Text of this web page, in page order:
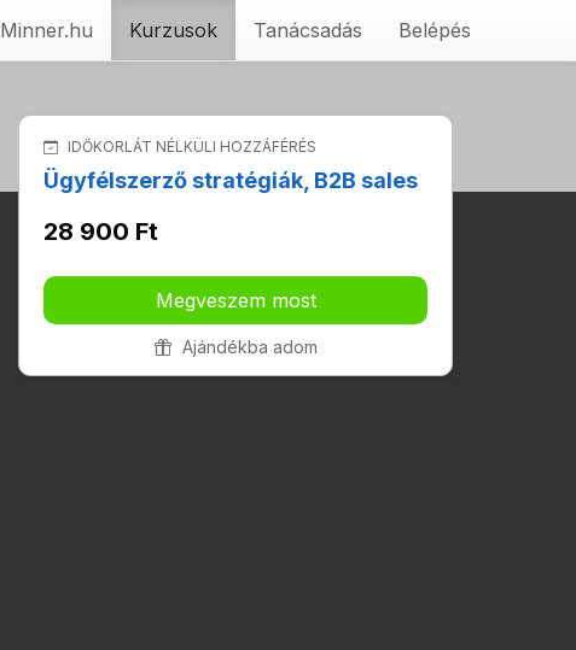
Minner.hu Kurzusok Tanácsadás Belépés
IDŐKORLÁT NÉLKÜLI HOZZÁFÉRÉS
Ügyfélszerző stratégiák, B2B sales
28 900 Ft
Megveszem most
Ajándékba adom